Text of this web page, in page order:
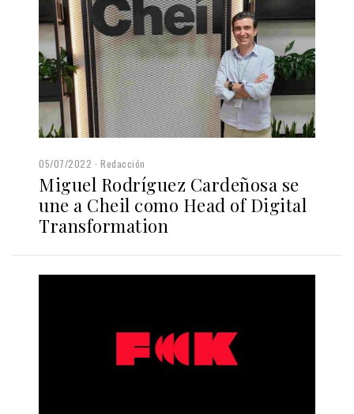
05/07/2022 Redacción
Miguel Rodríguez Cardeñosa se
une a Cheil como Head of Digital
Transformation